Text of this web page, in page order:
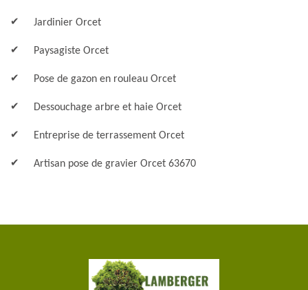
Jardinier Orcet
Paysagiste Orcet
Pose de gazon en rouleau Orcet
Dessouchage arbre et haie Orcet
Entreprise de terrassement Orcet
Artisan pose de gravier Orcet 63670